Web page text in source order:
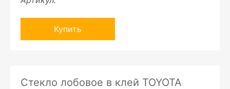
Купить
Стекло лобовое в клей TOYOTA